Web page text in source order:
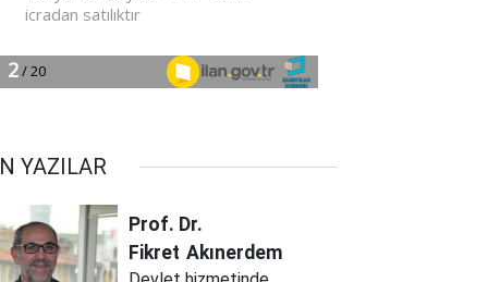
YAZILAR
Prof. Dr.
Fikret Akınerdem